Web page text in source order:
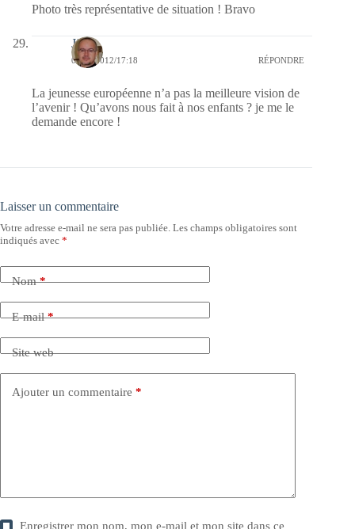
Photo très représentative de situation ! Bravo
Jj
08/05/2012/17:18 RÉPONDRE
La jeunesse européenne n’a pas la meilleure vision de
l’avenir ! Qu’avons nous fait à nos enfants ? je me le
demande encore !
Laisser un commentaire
Votre adresse e-mail ne sera pas publiée. Les champs obligatoires sont
indiqués avec *
Nom*
E-mail*
Site web
Ajouter un commentaire *
Enregistrer mon nom, mon e-mail et mon site dans ce